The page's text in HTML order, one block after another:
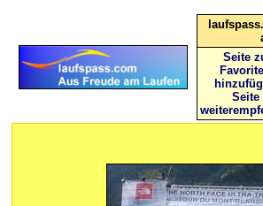
Seite
Seite